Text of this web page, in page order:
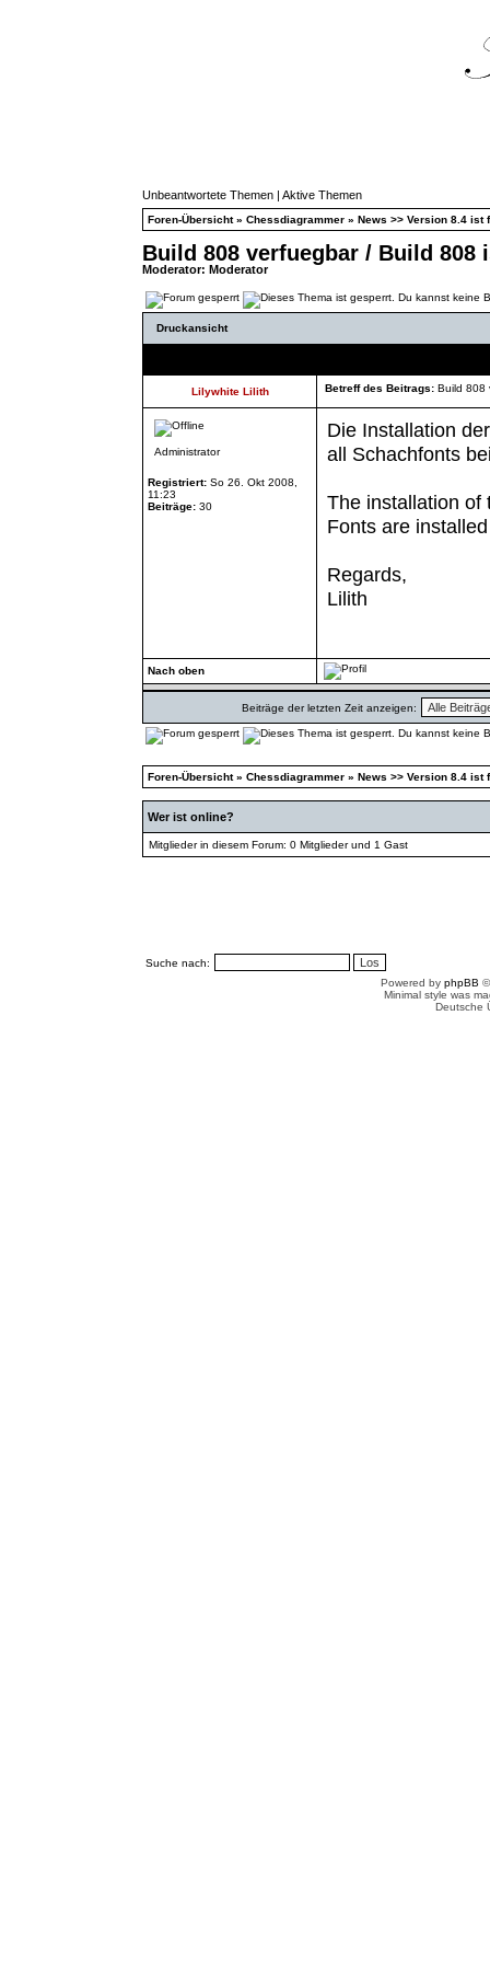
Unbeantwortete Themen | Aktive Themen
Foren-Übersicht» Chessdiagrammer » News >> Version 8.4 ist
Build 808 verfuegbar / Build 808
Moderator: Moderator
Druckansicht
Lilywhite Lilith Betreff des Beitrags: Build 808
Administrator
Registriert: So 26. Okt 2008,
11:23
Beiträge: 30
Die Installation
all Schachfonts
The installation of
Fonts are
Regards,
Lilith
Nach oben
Beiträge der letzten Zeit anzeigen:
Foren-Übersicht» Chessdiagrammer » News >> Version 8.4 ist
Wer ist online?
Mitglieder in diesem Forum: 0 Mitglieder und 1 Gast
Suche nach:
Powered by phpBB
Minimal style was
Deutsche